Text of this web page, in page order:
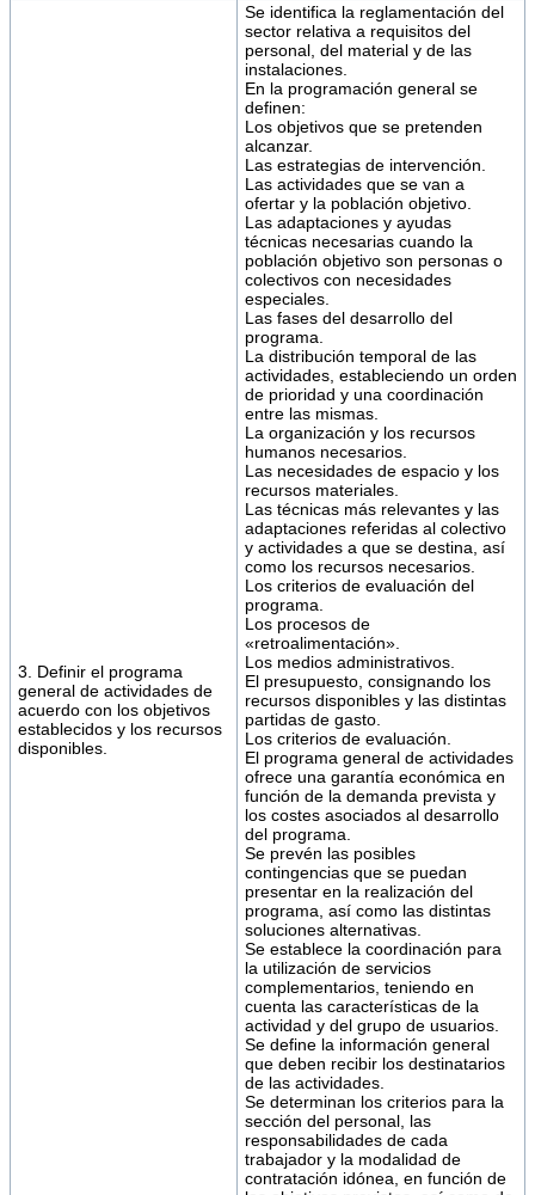
3. Definir el programa
general de actividades de
acuerdo con los objetivos
establecidos y los recursos
disponibles.
Se identifica la reglamentación del
sector relativa a requisitos del
personal, del material y de las
instalaciones.
En la programación general se
definen:
Los objetivos que se pretenden
alcanzar.
Las estrategias de intervención.
Las actividades que se van a
ofertar y la población objetivo.
Las adaptaciones y ayudas
técnicas necesarias cuando la
población objetivo son personas o
colectivos con necesidades
especiales.
Las fases del desarrollo del
programa.
La distribución temporal de las
actividades, estableciendo un orden
de prioridad y una coordinación
entre las mismas.
La organización y los recursos
humanos necesarios.
Las necesidades de espacio y los
recursos materiales.
Las técnicas más relevantes y las
adaptaciones referidas al colectivo
y actividades a que se destina, así
como los recursos necesarios.
Los criterios de evaluación del
programa.
Los procesos de
«retroalimentación».
Los medios administrativos.
El presupuesto, consignando los
recursos disponibles y las distintas
partidas de gasto.
Los criterios de evaluación.
El programa general de actividades
ofrece una garantía económica en
función de la demanda prevista y
los costes asociados al desarrollo
del programa.
Se prevén las posibles
contingencias que se puedan
presentar en la realización del
programa, así como las distintas
soluciones alternativas.
Se establece la coordinación para
la utilización de servicios
complementarios, teniendo en
cuenta las características de la
actividad y del grupo de usuarios.
Se define la información general
que deben recibir los destinatarios
de las actividades.
Se determinan los criterios para la
sección del personal, las
responsabilidades de cada
trabajador y la modalidad de
contratación idónea, en función de